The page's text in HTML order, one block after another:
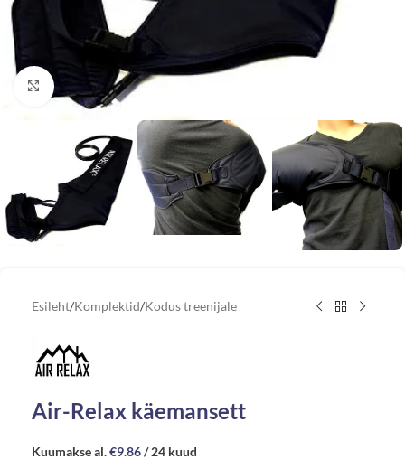
Vaata suuremat pilti
Esileht/Komplektid/Kodus treenijale
Air-Relax käemansett
Kuumakse al.€9.86/ 24 kuud